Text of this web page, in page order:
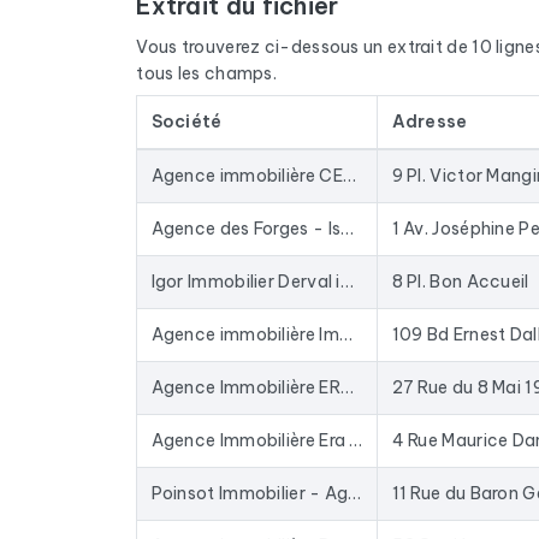
nom du dirigeant grâce à un croisement avec
Les données sont extraites de Google Maps et
une base depuis des années : les entreprises
Concrètement, ce fichier sert à alimenter vos
du marché.
d'entreprise, Agence immobilière, Agence de
Vous trouverez ci-dessous un extrait de 10
tous les champs.
Société Adresse
Agence immobilière CENTURY 21 Ile Mangin Beaulieu République Nantes 9 Pl. Victor
Agence des Forges - Isabelle THIBAULT 1 Av. Joséphine
Igor Immobilier Derval immobilier 8 Pl. Bon Accueil
Agence immobilière Imméa - Immobilier Nantes 109 Bd Ernest
Agence Immobilière ERA - Vertou 27 Rue du 8 Mai
Agence Immobilière Era Saint-Sebastien-sur-Loire 4 Rue Maurice
Poinsot Immobilier - Agence Immobilière Ancenis 11 Rue du Baron